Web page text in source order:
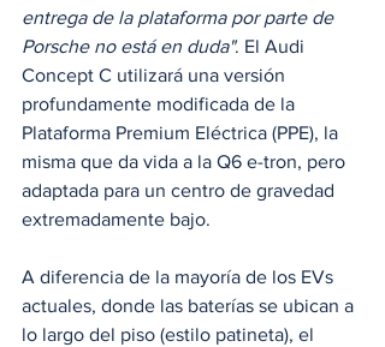
entrega de la plataforma por parte de
Porsche no está en duda". El Audi
Concept C utilizará una versión
profundamente modificada de la
Plataforma Premium Eléctrica (PPE), la
misma que da vida a la Q6 e-tron, pero
adaptada para un centro de gravedad
extremadamente bajo.
A diferencia de la mayoría de los EVs
actuales, donde las baterías se ubican a
lo largo del piso (estilo patineta), el